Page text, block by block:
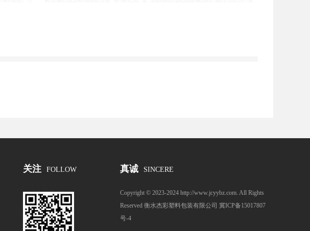
关注 FOLLOW 真诚 SINCERE
Copyright © 2023-2024 http://www.jcyybz.com. All Rights
Reserved 衡水杰彩塑料包装有限公司 冀ICP备15017807
号-4